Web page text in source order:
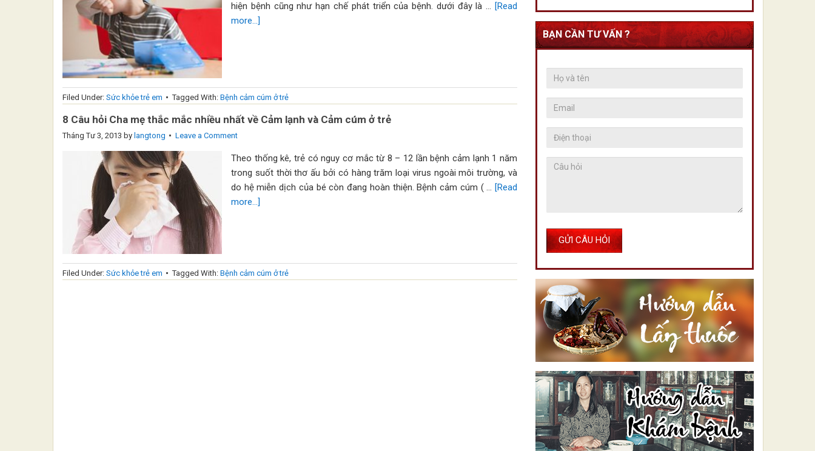
hiện bệnh cũng như hạn chế phát triển của bệnh. dưới đây là … [Read
more...]
Filed Under: Sức khỏe trẻ em Tagged With: Bệnh cảm cúm ở trẻ
8 Câu hỏi Cha mẹ thắc mắc nhiều nhất về Cảm lạnh và Cảm cúm ở trẻ
Tháng Tư 3, 2013 by langtong Leave a Comment
Theo thống kê, trẻ có nguy cơ mắc từ 8 – 12 lần bệnh cảm lạnh 1 năm
trong suốt thời thơ ấu bởi có hàng trăm loại virus ngoài môi trường, và
do hệ miễn dịch của bé còn đang hoàn thiện. Bệnh cảm cúm ( … [Read
more...]
Filed Under: Sức khỏe trẻ em Tagged With: Bệnh cảm cúm ở trẻ
BẠN CẦN TƯ VẤN ?